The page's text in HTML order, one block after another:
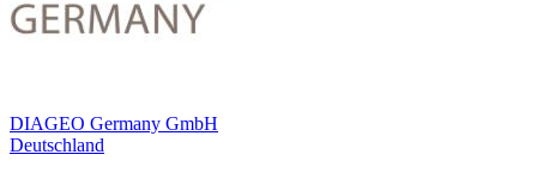
DIAGEO Germany GmbH
Deutschland